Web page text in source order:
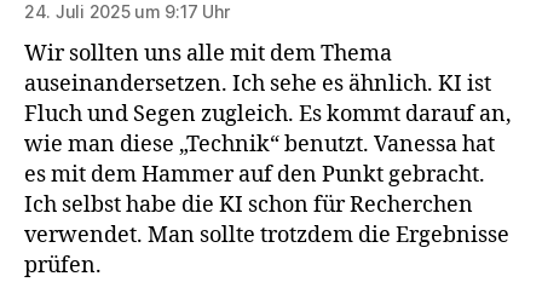
24. Juli 2025 um 9:17 Uhr
Wir sollten uns alle mit dem Thema
auseinandersetzen. Ich sehe es ähnlich. KI ist
Fluch und Segen zugleich. Es kommt darauf an,
wie man diese „Technik“ benutzt. Vanessa hat
es mit dem Hammer auf den Punkt gebracht.
Ich selbst habe die KI schon für Recherchen
verwendet. Man sollte trotzdem die Ergebnisse
prüfen.